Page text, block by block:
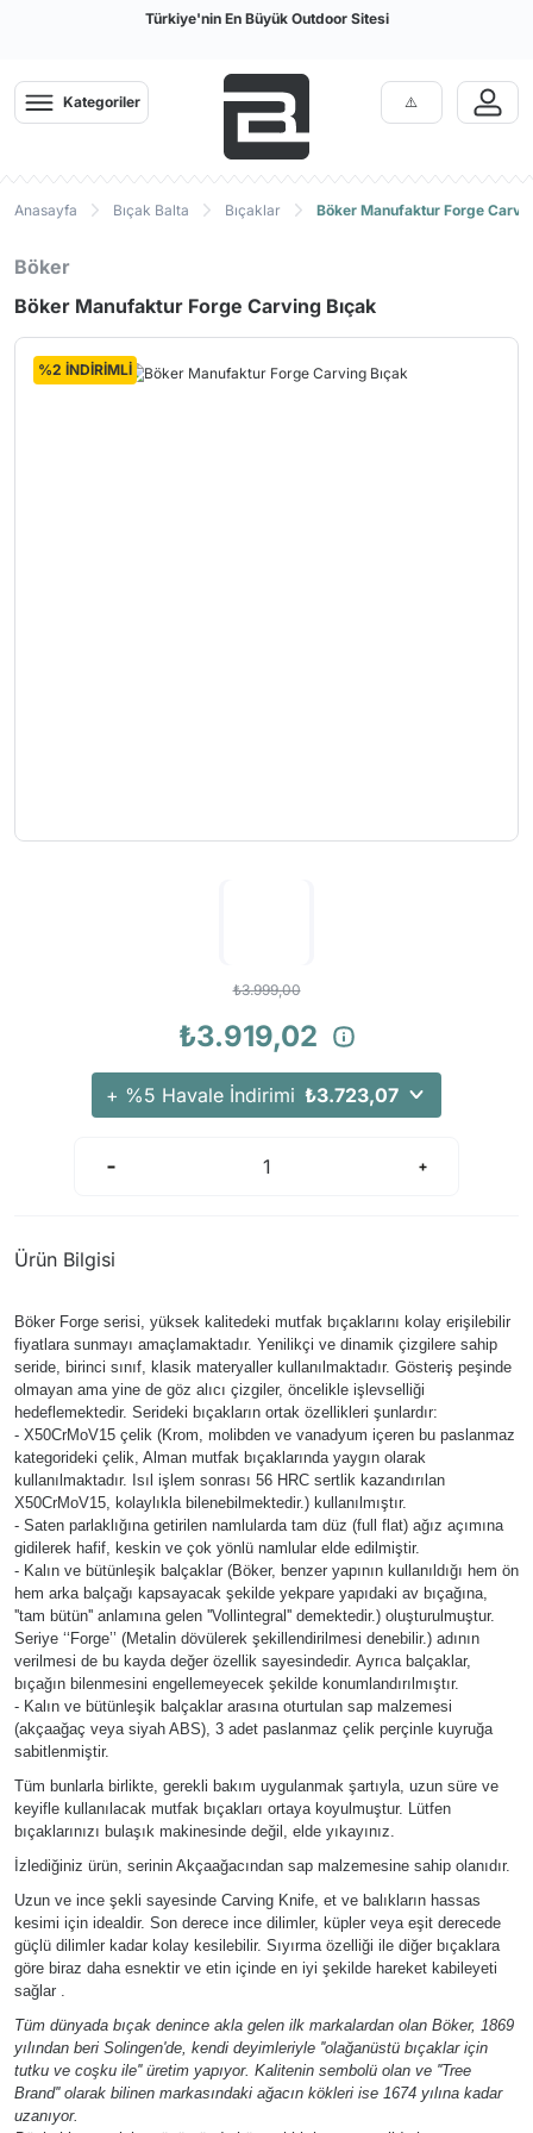
Türkiye'nin En Büyük Outdoor Sitesi
Kategoriler
Anasayfa Bıçak Balta Bıçaklar Böker Manufaktur Forge
Böker
Böker Manufaktur Forge Carving Bıçak
%2 İNDİRİMLİ
₺3.999,00
₺3.919,02
+ %5 Havale İndirimi ₺3.723,07
Ürün Bilgisi
Böker Forge serisi, yüksek kalitedeki mutfak bıçaklarını kolay erişilebilir
fiyatlara sunmayı amaçlamaktadır. Yenilikçi ve dinamik çizgilere sahip
seride, birinci sınıf, klasik materyaller kullanılmaktadır. Gösteriş peşinde
olmayan ama yine de göz alıcı çizgiler, öncelikle işlevselliği
hedeflemektedir. Serideki bıçakların ortak özellikleri şunlardır:
- X50CrMoV15 çelik (Krom, molibden ve vanadyum içeren bu paslanmaz
kategorideki çelik, Alman mutfak bıçaklarında yaygın olarak
kullanılmaktadır. Isıl işlem sonrası 56 HRC sertlik kazandırılan
X50CrMoV15, kolaylıkla bilenebilmektedir.) kullanılmıştır.
- Saten parlaklığına getirilen namlularda tam düz (full flat) ağız açımına
gidilerek hafif, keskin ve çok yönlü namlular elde edilmiştir.
- Kalın ve bütünleşik balçaklar (Böker, benzer yapının kullanıldığı hem ön
hem arka balçağı kapsayacak şekilde yekpare yapıdaki av bıçağına,
''tam bütün'' anlamına gelen ''Vollintegral'' demektedir.) oluşturulmuştur.
Seriye ‘‘Forge’’ (Metalin dövülerek şekillendirilmesi denebilir.) adının
verilmesi de bu kayda değer özellik sayesindedir. Ayrıca balçaklar,
bıçağın bilenmesini engellemeyecek şekilde konumlandırılmıştır.
- Kalın ve bütünleşik balçaklar arasına oturtulan sap malzemesi
(akçaağaç veya siyah ABS), 3 adet paslanmaz çelik perçinle kuyruğa
sabitlenmiştir.
Tüm bunlarla birlikte, gerekli bakım uygulanmak şartıyla, uzun süre ve
keyifle kullanılacak mutfak bıçakları ortaya koyulmuştur. Lütfen
bıçaklarınızı bulaşık makinesinde değil, elde yıkayınız.
İzlediğiniz ürün, serinin Akçaağacından sap malzemesine sahip olanıdır.
Uzun ve ince şekli sayesinde Carving Knife, et ve balıkların hassas
kesimi için idealdir. Son derece ince dilimler, küpler veya eşit derecede
güçlü dilimler kadar kolay kesilebilir. Sıyırma özelliği ile diğer bıçaklara
göre biraz daha esnektir ve etin içinde en iyi şekilde hareket kabileyeti
sağlar .
Tüm dünyada bıçak denince akla gelen ilk markalardan olan Böker, 1869
yılından beri Solingen'de, kendi deyimleriyle ''olağanüstü bıçaklar için
tutku ve coşku ile'' üretim yapıyor. Kalitenin sembolü olan ve ''Tree
Brand'' olarak bilinen markasındaki ağacın kökleri ise 1674 yılına kadar
uzanıyor.